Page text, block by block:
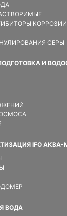
КОРРОЗИИ
СЕРЫ
И
IFO АКВА-
ВОДА